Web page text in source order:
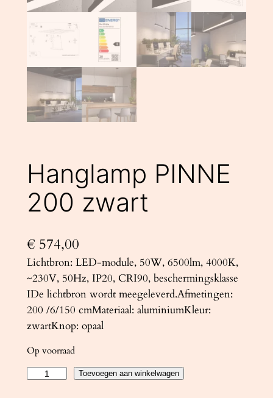
Hanglamp PINNE
200 zwart
€ 574,00
Lichtbron: LED-module, 50W, 6500lm, 4000K,
~230V, 50Hz, IP20, CRI90, beschermingsklasse
IDe lichtbron wordt meegeleverd.Afmetingen:
200 /6/150 cmMateriaal: aluminiumKleur:
zwartKnop: opaal
Op voorraad
Toevoegen aan winkelwagen